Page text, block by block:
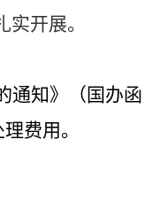
开展。
通知》（国办函
费用。